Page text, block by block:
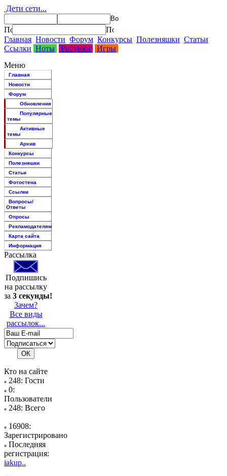
Дети сети...
Главная Новости Форум Конкурсы Полезняшки Статьи
Ссылки Ноты Рисунки
Игры
Меню
Главная
Новости
Форум
Обновления
Популярные
темы
Активные
темы
Архив
Конкурсы
Полезняшки
Статьи
Фотостена
Ссылки
Вопросы/
Ответы
Опросы
Рекламодателям
Карта сайта
Информация
Рассылка
Подпишись
на рассылку
за 3 секунды!
Зачем?
Все виды
рассылок...
Кто на сайте
248: Гости
0:
Пользователи
248: Всего
16908:
Зарегистрировано
Последняя
регистрация:
iakup..